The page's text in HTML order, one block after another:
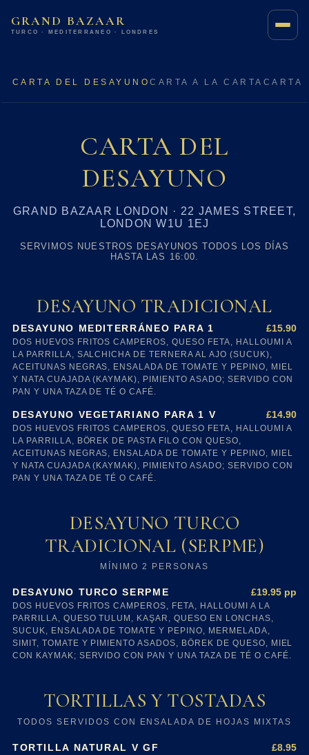
GRAND BAZAAR
TURCO · MEDITERRÁNEO · LONDRES
CARTA DEL DESAYUNOCARTA A LA CARTA CARTA
CARTA DEL
DESAYUNO
GRAND BAZAAR LONDON · 22 JAMES STREET,
LONDON W1U 1EJ
SERVIMOS NUESTROS DESAYUNOS TODOS LOS DÍAS
HASTA LAS 16:00.
DESAYUNO TRADICIONAL
DESAYUNO MEDITERRÁNEO PARA 1 £15.90
DOS HUEVOS FRITOS CAMPEROS, QUESO FETA, HALLOUMI A
LA PARRILLA, SALCHICHA DE TERNERA AL AJO (SUCUK),
ACEITUNAS NEGRAS, ENSALADA DE TOMATE Y PEPINO, MIEL
Y NATA CUAJADA (KAYMAK), PIMIENTO ASADO; SERVIDO CON
PAN Y UNA TAZA DE TÉ O CAFÉ.
DESAYUNO VEGETARIANO PARA 1 V £14.90
DOS HUEVOS FRITOS CAMPEROS, QUESO FETA, HALLOUMI A
LA PARRILLA, BÖREK DE PASTA FILO CON QUESO,
ACEITUNAS NEGRAS, ENSALADA DE TOMATE Y PEPINO, MIEL
Y NATA CUAJADA (KAYMAK), PIMIENTO ASADO; SERVIDO CON
PAN Y UNA TAZA DE TÉ O CAFÉ.
DESAYUNO TURCO
TRADICIONAL (SERPME)
MÍNIMO 2 PERSONAS
DESAYUNO TURCO SERPME £19.95 pp
DOS HUEVOS FRITOS CAMPEROS, FETA, HALLOUMI A LA
PARRILLA, QUESO TULUM, KAŞAR, QUESO EN LONCHAS,
SUCUK, ENSALADA DE TOMATE Y PEPINO, MERMELADA,
SIMIT, TOMATE Y PIMIENTO ASADOS, BÖREK DE QUESO, MIEL
CON KAYMAK; SERVIDO CON PAN Y UNA TAZA DE TÉ O CAFÉ.
TORTILLAS Y TOSTADAS
TODOS SERVIDOS CON ENSALADA DE HOJAS MIXTAS
TORTILLA NATURAL V GF £8.95